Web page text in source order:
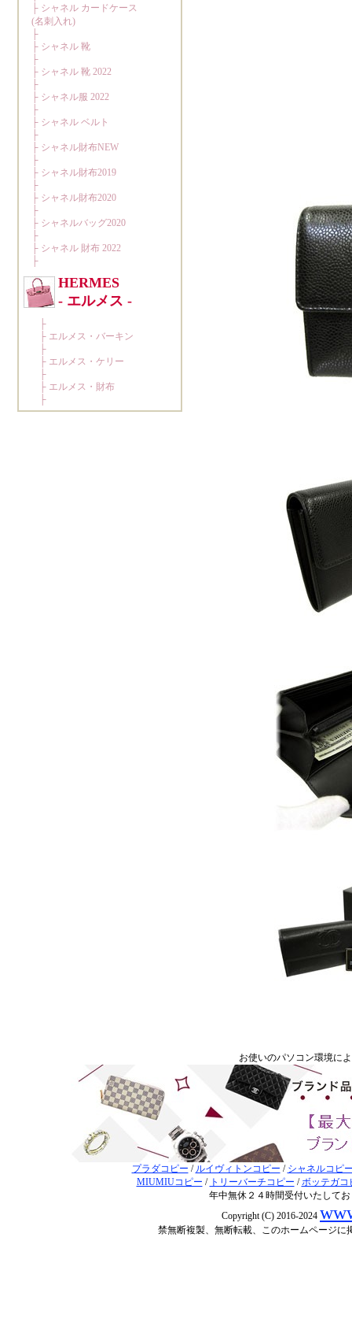
お使いのパソコン環境に
プラダコピー / ルイヴィトンコピー / シャネルコピ
MIUMIUコピー / トリーバーチコピー /ボッテガコ
年中無休２４時間受付いたして
Copyright (C) 2016-2024
禁無断複製、無断転載、このホームページ